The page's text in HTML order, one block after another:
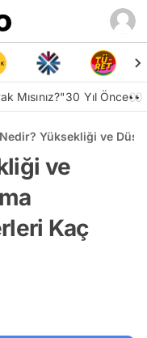
Mısınız?"30 Yıl Önce👀
Yüksekliği ve
ve
Kaç